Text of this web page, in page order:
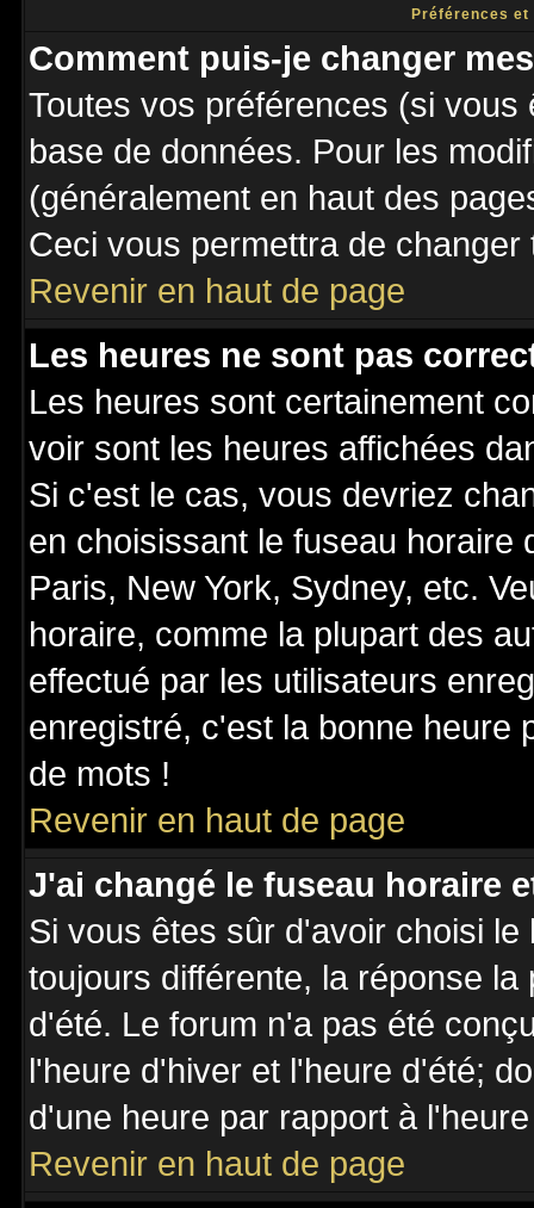
Préférences
Comment puis-je changer
Toutes vos préférences (si
base de données. Pour les
(généralement en haut des
Ceci vous permettra de
Revenir en haut de page
Les heures ne sont pas
Les heures sont certainement
voir sont les heures affichées
Si c'est le cas, vous devriez
en choisissant le fuseau horaire
Paris, New York, Sydney, etc.
horaire, comme la plupart des
effectué par les utilisateurs
enregistré, c'est la bonne heure
de mots !
Revenir en haut de page
J'ai changé le fuseau horaire
Si vous êtes sûr d'avoir choisi
toujours différente, la réponse
d'été. Le forum n'a pas été
l'heure d'hiver et l'heure d'été;
d'une heure par rapport à
Revenir en haut de page